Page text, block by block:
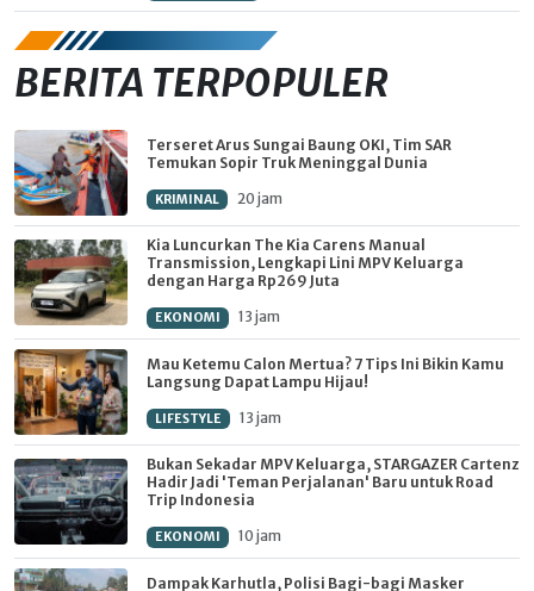
BERITA TERPOPULER
Terseret Arus Sungai Baung OKI, Tim SAR
Temukan Sopir Truk Meninggal Dunia
KRIMINAL 20 jam
Kia Luncurkan The Kia Carens Manual
Transmission, Lengkapi Lini MPV Keluarga
dengan Harga Rp269 Juta
EKONOMI 13 jam
Mau Ketemu Calon Mertua? 7 Tips Ini Bikin Kamu
Langsung Dapat Lampu Hijau!
LIFESTYLE 13 jam
Bukan Sekadar MPV Keluarga, STARGAZER Cartenz
Hadir Jadi 'Teman Perjalanan' Baru untuk Road
Trip Indonesia
EKONOMI 10 jam
Dampak Karhutla, Polisi Bagi-bagi Masker